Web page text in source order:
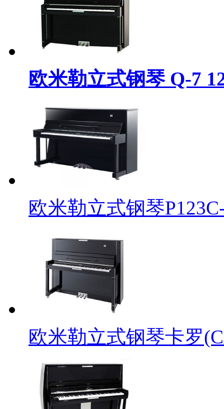
欧米勒立式钢琴 Q-7
欧米勒立式钢琴
欧米勒立式钢琴卡罗